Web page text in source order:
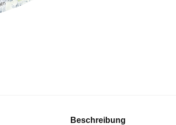
Beschreibung